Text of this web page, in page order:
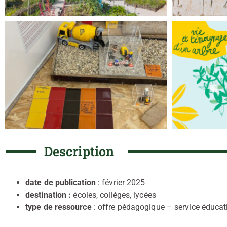
Description
date de publication: février 2025
destination :écoles, collèges, lycées
type de ressource: offre pédagogique – service